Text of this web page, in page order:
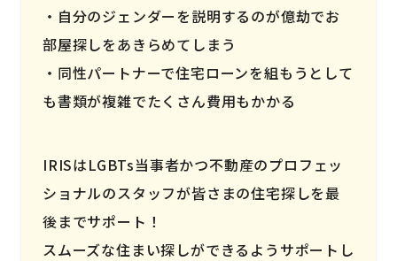
自分のジェンダーを説明するのが億劫でお
部屋探しをあきらめてしまう
同性パートナーで住宅ローンを組もうとして
も書類が複雑でたくさん費用もかかる
IRISはLGBTs当事者かつ不動産のプロフェッ
ショナルのスタッフが皆さまの住宅探しを最
後までサポート！
スムーズな住まい探しができるようサポートし